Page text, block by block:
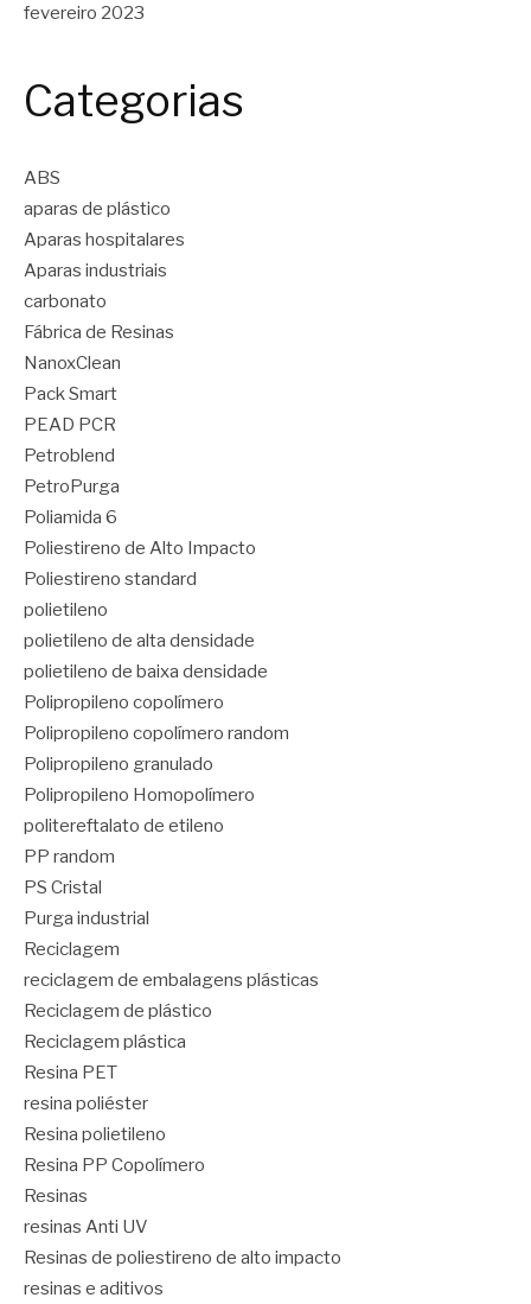
fevereiro 2023
Categorias
ABS
aparas de plástico
Aparas hospitalares
Aparas industriais
carbonato
Fábrica de Resinas
NanoxClean
Pack Smart
PEAD PCR
Petroblend
PetroPurga
Poliamida 6
Poliestireno de Alto Impacto
Poliestireno standard
polietileno
polietileno de alta densidade
polietileno de baixa densidade
Polipropileno copolímero
Polipropileno copolímero random
Polipropileno granulado
Polipropileno Homopolímero
politereftalato de etileno
PP random
PS Cristal
Purga industrial
Reciclagem
reciclagem de embalagens plásticas
Reciclagem de plástico
Reciclagem plástica
Resina PET
resina poliéster
Resina polietileno
Resina PP Copolímero
Resinas
resinas Anti UV
Resinas de poliestireno de alto impacto
resinas e aditivos